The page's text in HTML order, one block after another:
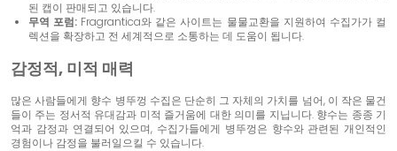
된 캡이 판매되고 있습니다.
무역 포럼: Fragrantica와 같은 사이트는 물물교환을 지원하여 수집가가 컬
렉션을 확장하고 전 세계적으로 소통하는 데 도움이 됩니다.
감정적, 미적 매력
많은 사람들에게 향수 병뚜껑 수집은 단순히 그 자체의 가치를 넘어, 이 작은 물건
들이 주는 정서적 유대감과 미적 즐거움에 대한 의미를 지닙니다. 향수는 종종 기
억과 감정과 연결되어 있으며, 수집가들에게 병뚜껑은 향수와 관련된 개인적인
경험이나 감정을 불러일으킬 수 있습니다.